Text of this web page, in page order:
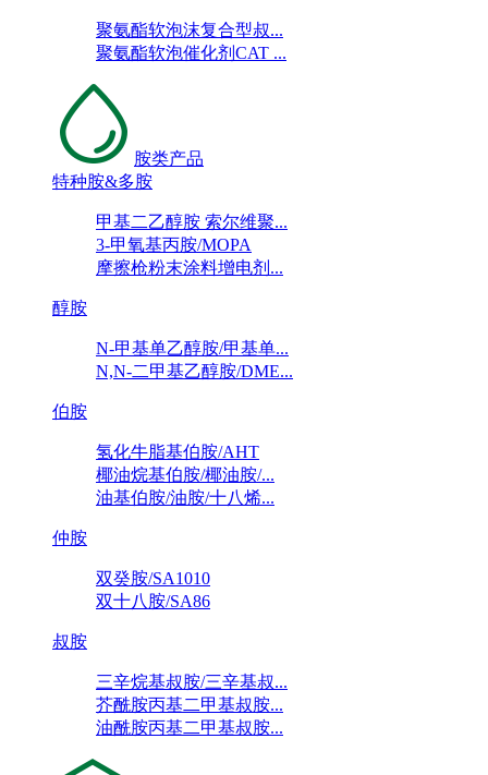
聚氨酯软泡沫复合型叔...
聚氨酯软泡催化剂CAT ...
胺类产品
特种胺&多胺
甲基二乙醇胺 索尔维聚...
3-甲氧基丙胺/MOPA
摩擦枪粉末涂料增电剂...
醇胺
N-甲基单乙醇胺/甲基单...
N,N-二甲基乙醇胺/DME...
伯胺
氢化牛脂基伯胺/AHT
椰油烷基伯胺/椰油胺/...
油基伯胺/油胺/十八烯...
仲胺
双癸胺/SA1010
双十八胺/SA86
叔胺
三辛烷基叔胺/三辛基叔...
芥酰胺丙基二甲基叔胺...
油酰胺丙基二甲基叔胺...